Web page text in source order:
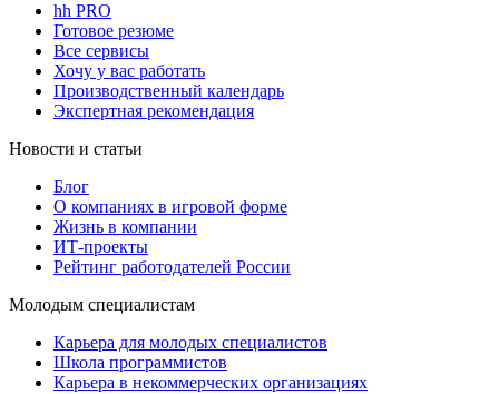
hh PRO
Готовое резюме
Все сервисы
Хочу у вас работать
Производственный календарь
Экспертная рекомендация
Новости и статьи
Блог
О компаниях в игровой форме
Жизнь в компании
ИТ-проекты
Рейтинг работодателей России
Молодым специалистам
Карьера для молодых специалистов
Школа программистов
Карьера в некоммерческих организациях